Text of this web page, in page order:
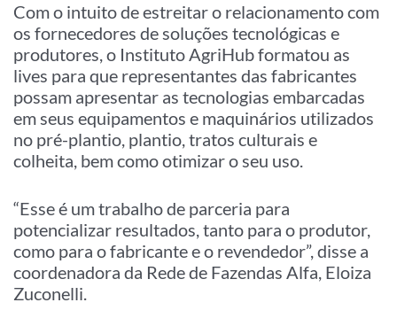
Com o intuito de estreitar o relacionamento com
os fornecedores de soluções tecnológicas e
produtores, o Instituto AgriHub formatou as
lives para que representantes das fabricantes
possam apresentar as tecnologias embarcadas
em seus equipamentos e maquinários utilizados
no pré-plantio, plantio, tratos culturais e
colheita, bem como otimizar o seu uso.
“Esse é um trabalho de parceria para
potencializar resultados, tanto para o produtor,
como para o fabricante e o revendedor”, disse a
coordenadora da Rede de Fazendas Alfa, Eloiza
Zuconelli.